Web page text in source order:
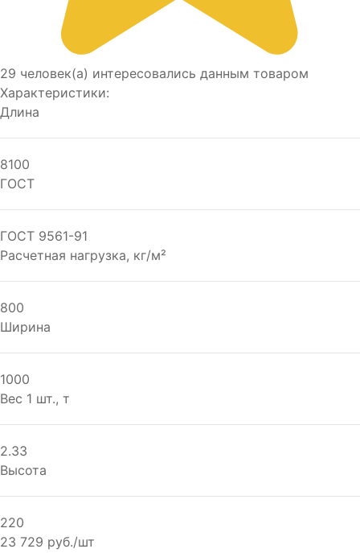
29 человек(а) интересовались данным товаром
Характеристики:
Длина
8100
ГОСТ
ГОСТ 9561-91
Расчетная нагрузка, кг/м²
800
Ширина
1000
Вес 1 шт., т
2.33
Высота
220
23 729 руб./шт